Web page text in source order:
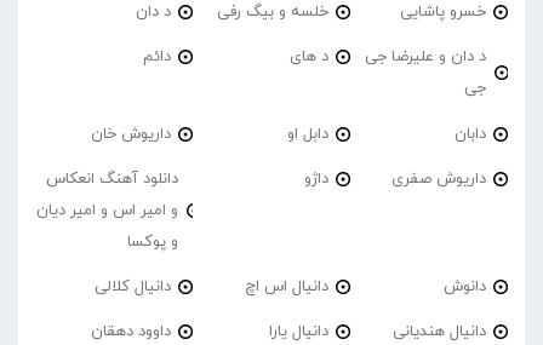
خسرو پاشایی خلسه و بیگ رفی د دان
د دان و علیرضا جی
جی
د های دائم
دابان دابل او داریوش خان
داریوش صفری داژو
دانلود آهنگ انعکاس
و امیر اس و امیر دیان
و پوکسا
دانوش دانیال اس اچ دانیال کلالی
دانیال هندیانی دانیال یارا داوود دهقان